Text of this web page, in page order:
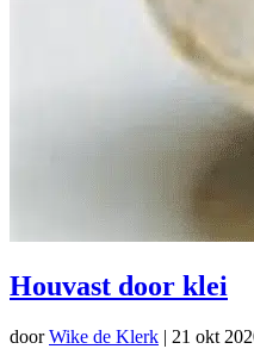
Houvast door klei
doorWike de Klerk | 21 okt